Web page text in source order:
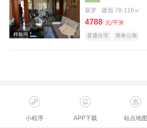
效果图
效果图
新罗 建面 78-116㎡
4788 元/平米
普通住宅 商务公寓
小程序 APP下载 站点地图